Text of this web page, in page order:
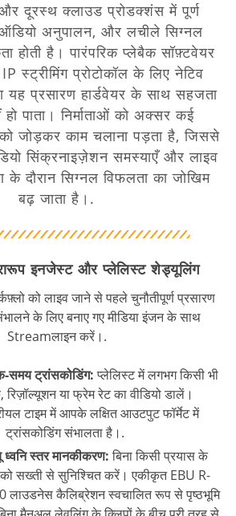
दूरस्थ क्लाउड प्रोडक्शंस में पूर्ण
अनुपालन, और लचीले सिग्नल
होती है। पारंपरिक प्लेबैक सॉफ़्टवेयर
स्ट्रीमिंग प्रोटोकॉल के लिए नेटिव
यह प्रसारण हार्डवेयर के साथ सहजता
पाता। निर्माताओं को अक्सर कई
जोड़कर काम चलाना पड़ता है, जिससे
सिंक्रनाइज़ेशन समस्याएँ और लाइव
दौरान सिग्नल विफलता का जोखिम
बढ़ जाता है।.
इनजेस्ट और प्लेलिस्ट शेड्यूलिंग
को लाइव जाने से पहले चुनौतीपूर्ण प्रसारण
के लिए बनाए गए मीडिया इंजन के साथ
Streamलाइन करें।.
समय ट्रांसकोडिंग:प्लेलिस्ट में लगभग किसी भी
रिज़ॉल्यूशन या फ्रेम रेट का वीडियो डालें।
टाइम में आपके लक्षित आउटपुट फॉर्मेट में
ट्रांसकोडिंग संभालता है।.
स्तर मानकीकरण:बिना किसी प्रयास के
सख्ती से सुनिश्चित करें। एकीकृत EBU R-
कैलिब्रेशन स्वचालित रूप से पृष्ठभूमि